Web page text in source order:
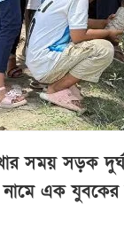
সময় সড়ক
এক যুবকের